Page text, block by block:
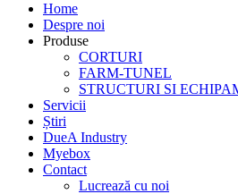
Home
Despre noi
Produse
CORTURI
FARM-TUNEL
STRUCTURI SI
Servicii
Știri
DueA Industry
Myebox
Contact
Lucrează cu noi